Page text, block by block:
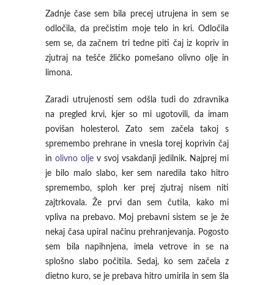
Zadnje čase sem bila precej utrujena in sem se
odločila, da prečistim moje telo in kri. Odločila
sem se, da začnem tri tedne piti čaj iz kopriv in
zjutraj na tešče žličko pomešano olivno olje in
limona.
Zaradi utrujenosti sem odšla tudi do zdravnika
na pregled krvi, kjer so mi ugotovili, da imam
povišan holesterol. Zato sem začela takoj s
spremembo prehrane in vnesla torej koprivin čaj
in olivno olje v svoj vsakdanji jedilnik. Najprej mi
je bilo malo slabo, ker sem naredila tako hitro
spremembo, sploh ker prej zjutraj nisem niti
zajtrkovala. Že prvi dan sem čutila, kako mi
vpliva na prebavo. Moj prebavni sistem se je že
nekaj časa upiral načinu prehranjevanja. Pogosto
sem bila napihnjena, imela vetrove in se na
splošno slabo počitila. Sedaj, ko sem začela z
dietno kuro, se je prebava hitro umirila in sem šla